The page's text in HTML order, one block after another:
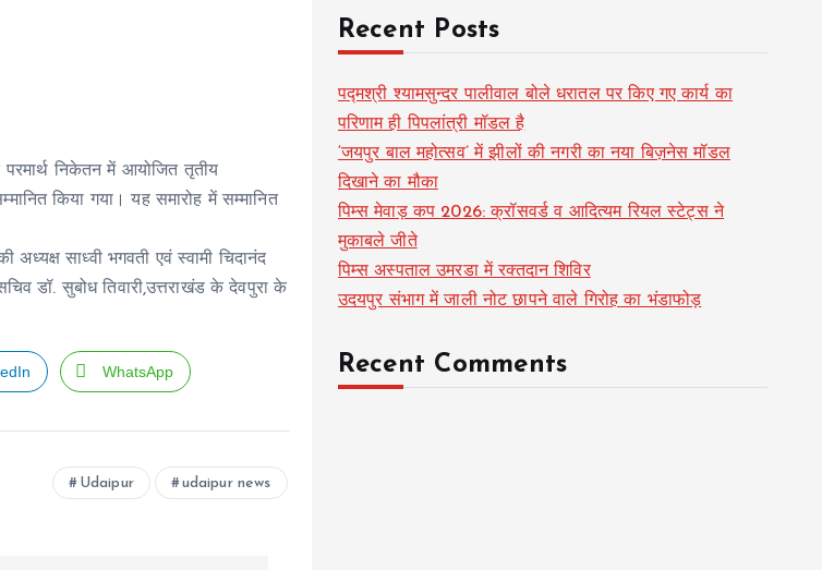
निकेतन में आयोजित तृतीय
किया गया। यह समारोह में सम्मानित
साध्वी भगवती एवं स्वामी चिदानंद
डॉ. सुबोध तिवारी,उत्तराखंड के देवपुरा के
WhatsApp
Udaipur udaipur news
Recent Posts
पद्मश्री श्यामसुन्दर पालीवाल बोले धरातल पर किए गए कार्य का
परिणाम ही पिपलांत्री मॉडल है
‘जयपुर बाल महोत्सव’ में झीलों की नगरी का नया बिज़नेस मॉडल
दिखाने का मौका
पिम्स मेवाड़ कप 2026: क्रॉसवर्ड व आदित्यम रियल स्टेट्स ने
मुकाबले जीते
पिम्स अस्पताल उमरडा में रक्तदान शिविर
उदयपुर संभाग में जाली नोट छापने वाले गिरोह का भंडाफोड़
Recent Comments